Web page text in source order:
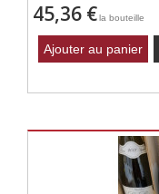
45,36 €la bouteille
Ajouter au panier